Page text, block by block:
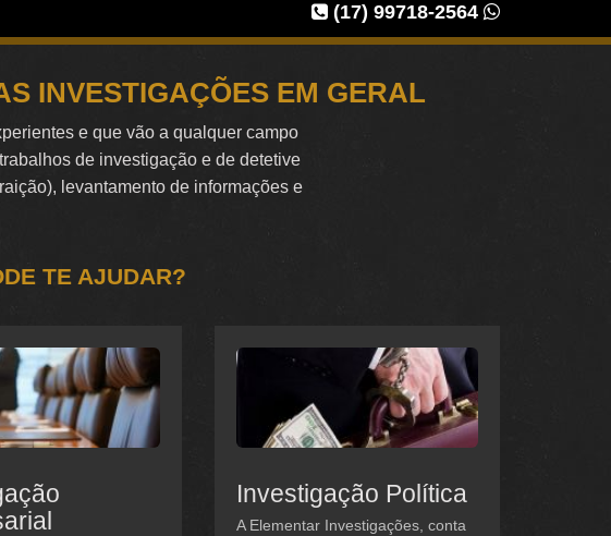
(17) 99718-2564
INVESTIGAÇÕES EM GERAL
e que vão a qualquer campo
de investigação e de detetive
levantamento de informações e
TE AJUDAR?
Investigação Política
A Elementar Investigações, conta